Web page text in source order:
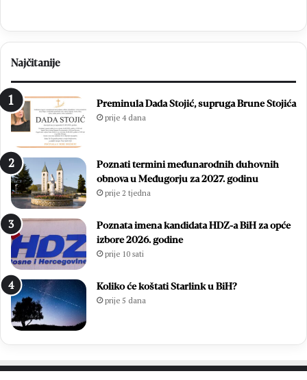
Najčitanije
Preminula Dada Stojić, supruga Brune Stojića
prije 4 dana
Poznati termini međunarodnih duhovnih
obnova u Međugorju za 2027. godinu
prije 2 tjedna
Poznata imena kandidata HDZ-a BiH za opće
izbore 2026. godine
prije 10 sati
Koliko će koštati Starlink u BiH?
prije 5 dana